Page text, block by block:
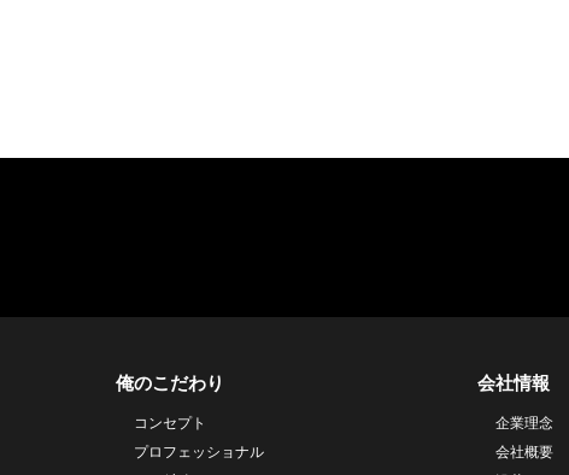
俺のこだわり
コンセプト
プロフェッショナル
会社情報
企業理念
会社概要